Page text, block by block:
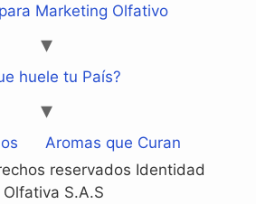
Marketing Olfativo
huele tu País?
Aromas que Curan
reservados Identidad
Olfativa S.A.S